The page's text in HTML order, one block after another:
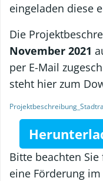
eingeladen diese
Die
November 2021
per E-Mail
steht hier zum
Bitte beachten
eine Förderung